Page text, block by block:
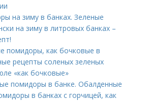
на зиму в банках. Зеленые
на зиму в литровых банках –
помидоры, как бочковые в
рецепты соленых зеленых
«как бочковые»
помидоры в банке. Обалденные
в банках с горчицей, как